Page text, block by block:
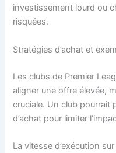
investissement lourd ou
risquées.
Stratégies d’achat et
Les clubs de Premier
aligner une offre élevée,
cruciale. Un club pourrait
d’achat pour limiter
La vitesse d’exécution